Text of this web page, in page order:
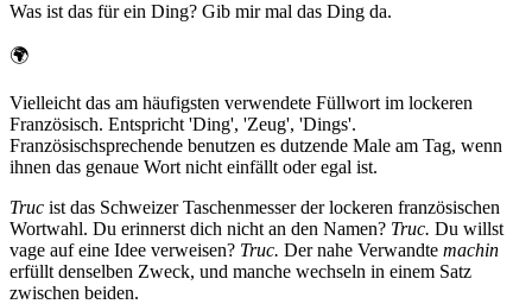
Was ist das für ein Ding? Gib mir mal das Ding da.
🌍
Vielleicht das am häufigsten verwendete Füllwort im lockeren
Französisch. Entspricht 'Ding', 'Zeug', 'Dings'.
Französischsprechende benutzen es dutzende Male am Tag, wenn
ihnen das genaue Wort nicht einfällt oder egal ist.
Truc ist das Schweizer Taschenmesser der lockeren französischen
Wortwahl. Du erinnerst dich nicht an den Namen? Truc. Du willst
vage auf eine Idee verweisen? Truc. Der nahe Verwandte machin
erfüllt denselben Zweck, und manche wechseln in einem Satz
zwischen beiden.